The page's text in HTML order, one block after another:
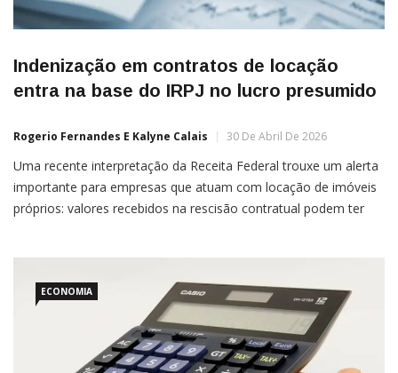
Indenização em contratos de locação
entra na base do IRPJ no lucro presumido
Rogerio Fernandes E Kalyne Calais 30 De Abril De 2026
Uma recente interpretação da Receita Federal trouxe um alerta
importante para empresas que atuam com locação de imóveis
próprios: valores recebidos na rescisão contratual podem ter
especificamente nos
ECONOMIA